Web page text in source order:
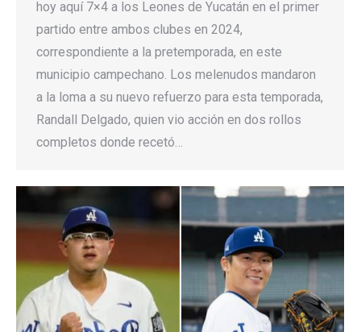
hoy aquí 7×4 a los Leones de Yucatán en el primer
partido entre ambos clubes en 2024,
correspondiente a la pretemporada, en este
municipio campechano. Los melenudos mandaron
a la loma a su nuevo refuerzo para esta temporada,
Randall Delgado, quien vio acción en dos rollos
completos donde recetó…